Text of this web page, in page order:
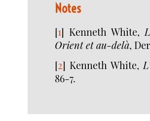
Notes
[1] Kenneth White,
Orient et au-delà,
[2] Kenneth White,
86-7.